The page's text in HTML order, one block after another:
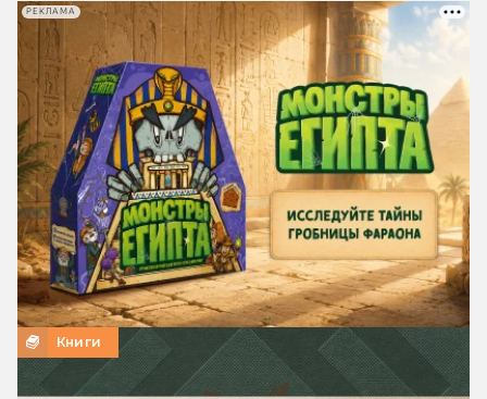
Книги
РЕКЛАМА